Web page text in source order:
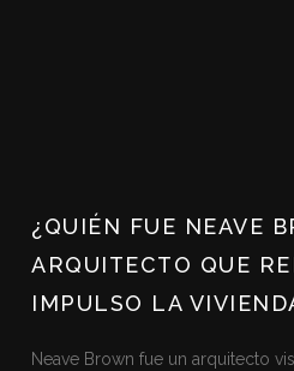
¿QUIÉN FUE NEAVE
ARQUITECTO QUE
IMPULSO LA
Neave Brown fue un arquitecto